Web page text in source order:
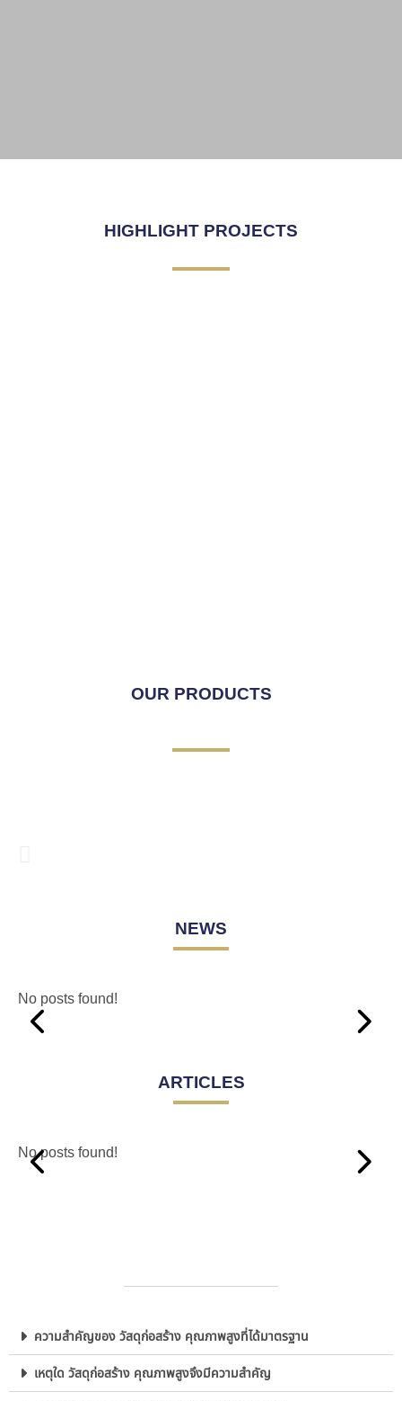
HIGHLIGHT PROJECTS
OUR PRODUCTS
NEWS
No posts found!
ARTICLES
No posts found!
ความสำคัญของ วัสดุก่อสร้าง คุณภาพสูงที่ได้มาตรฐาน
เหตุใด วัสดุก่อสร้าง คุณภาพสูงจึงมีความสำคัญ